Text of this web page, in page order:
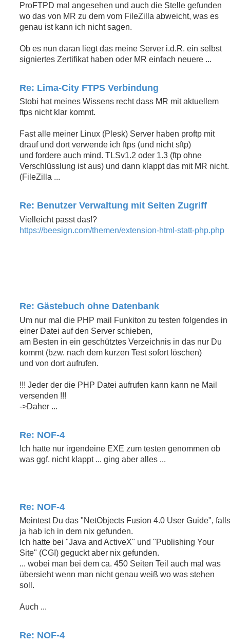
ProFTPD mal angesehen und auch die Stelle gefunden
wo das von MR zu dem vom FileZilla abweicht, was es
genau ist kann ich nicht sagen.
Ob es nun daran liegt das meine Server i.d.R. ein selbst
signiertes Zertifikat haben oder MR einfach neuere ...
Re: Lima-City FTPS Verbindung
Stobi hat meines Wissens recht dass MR mit aktuellem
ftps nicht klar kommt.
Fast alle meiner Linux (Plesk) Server haben proftp mit
drauf und dort verwende ich ftps (und nicht sftp)
und fordere auch mind. TLSv1.2 oder 1.3 (ftp ohne
Verschlüsslung ist aus) und dann klappt das mit MR nicht.
(FileZilla ...
Re: Benutzer Verwaltung mit Seiten Zugriff
Vielleicht passt das!?
https://beesign.com/themen/extension-html-statt-php.php
Re: Gästebuch ohne Datenbank
Um nur mal die PHP mail Funkiton zu testen folgendes in
einer Datei auf den Server schieben,
am Besten in ein geschütztes Verzeichnis in das nur Du
kommt (bzw. nach dem kurzen Test sofort löschen)
und von dort aufrufen.
!!! Jeder der die PHP Datei aufrufen kann kann ne Mail
versenden !!!
->Daher ...
Re: NOF-4
Ich hatte nur irgendeine EXE zum testen genommen ob
was ggf. nicht klappt ... ging aber alles ...
Re: NOF-4
Meintest Du das "NetObjects Fusion 4.0 User Guide", falls
ja hab ich in dem nix gefunden.
Ich hatte bei "Java and ActiveX" und "Publishing Your
Site" (CGI) geguckt aber nix gefunden.
... wobei man bei dem ca. 450 Seiten Teil auch mal was
übersieht wenn man nicht genau weiß wo was stehen
soll.
Auch ...
Re: NOF-4